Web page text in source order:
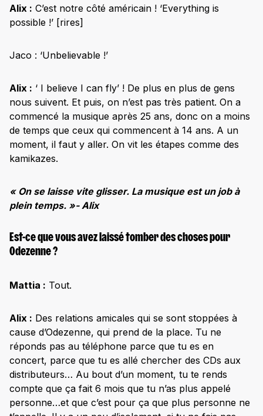
Alix : C’est notre côté américain ! ‘Everything is
possible !’ [rires]
Jaco : ‘Unbelievable !’
Alix : ‘ I believe I can fly’ ! De plus en plus de gens
nous suivent. Et puis, on n’est pas très patient. On a
commencé la musique après 25 ans, donc on a moins
de temps que ceux qui commencent à 14 ans. A un
moment, il faut y aller. On vit les étapes comme des
kamikazes.
« On se laisse vite glisser. La musique est un job à
plein temps. »- Alix
Est-ce que vous avez laissé tomber des choses pour
Odezenne ?
Mattia : Tout.
Alix : Des relations amicales qui se sont stoppées à
cause d’Odezenne, qui prend de la place. Tu ne
réponds pas au téléphone parce que tu es en
concert, parce que tu es allé chercher des CDs aux
distributeurs… Au bout d’un moment, tu te rends
compte que ça fait 6 mois que tu n’as plus appelé
personne…et que c’est pour ça que plus personne ne